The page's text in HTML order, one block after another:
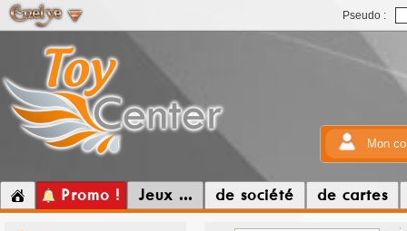
Pseudo :
Mon
Promo ! Jeux ... de société de cartes